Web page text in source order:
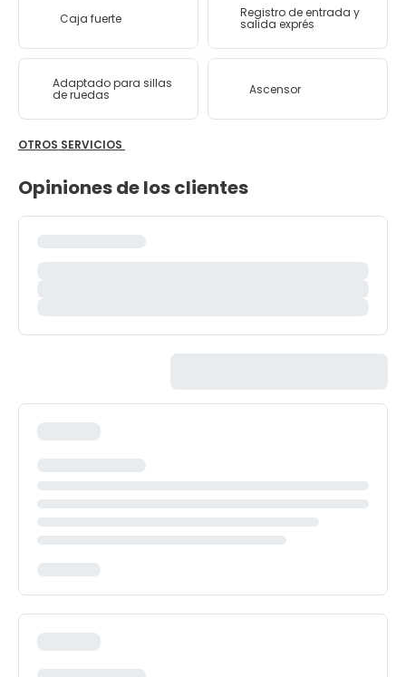
Caja fuerte Registro de entrada y
salida exprés
Adaptado para sillas
de ruedas Ascensor
OTROS SERVICIOS
Opiniones de los clientes